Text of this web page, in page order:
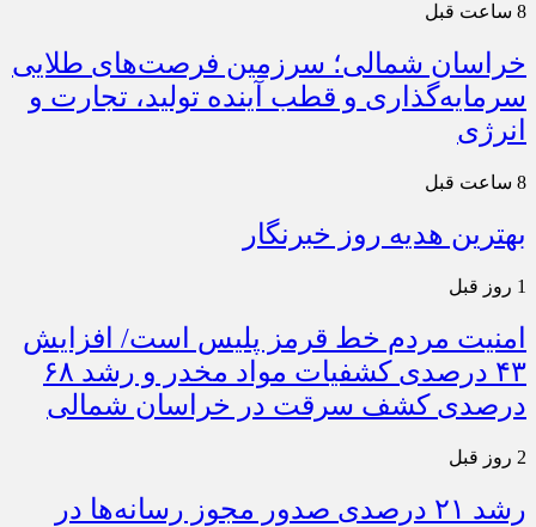
8 ساعت قبل
خراسان شمالی؛ سرزمین فرصت‌های طلایی
سرمایه‌گذاری و قطب آینده تولید، تجارت و
انرژی
8 ساعت قبل
بهترین هدیه روز خبرنگار
1 روز قبل
امنیت مردم خط قرمز پلیس است/ افزایش
۴۳ درصدی کشفیات مواد مخدر و رشد ۶۸
درصدی کشف سرقت در خراسان شمالی
2 روز قبل
رشد ۲۱ درصدی صدور مجوز رسانه‌ها در